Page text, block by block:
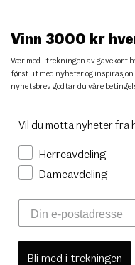
Vinn 3000 kr
Vær med i trekningen av gavekort
først ut med nyheter og inspirasjon
nyhetsbrev godtar du våre
Vil du motta nyheter fra
Herreavdeling
Dameavdeling
Bli med i trekningen